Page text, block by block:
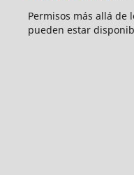
Permisos más allá de
pueden estar